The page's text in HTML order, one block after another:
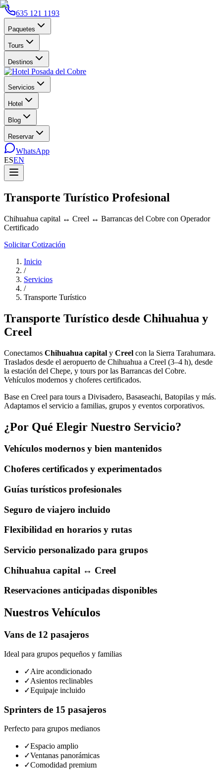
635 121 1193
Paquetes
Tours
Destinos
Servicios
Hotel
Blog
Reservar
WhatsApp
ESEN
Transporte Turístico Profesional
Chihuahua capital ↔ Creel ↔ Barrancas del Cobre con Operador
Certificado
Solicitar Cotización
Inicio
/
Servicios
/
Transporte Turístico
Transporte Turístico desde Chihuahua y
Creel
Conectamos Chihuahua capital y Creel con la Sierra Tarahumara.
Traslados desde el aeropuerto de Chihuahua a Creel (3–4 h), desde
la estación del Chepe, y tours por las Barrancas del Cobre.
Vehículos modernos y choferes certificados.
Base en Creel para tours a Divisadero, Basaseachi, Batopilas y más.
Adaptamos el servicio a familias, grupos y eventos corporativos.
¿Por Qué Elegir Nuestro Servicio?
Vehículos modernos y bien mantenidos
Choferes certificados y experimentados
Guías turísticos profesionales
Seguro de viajero incluido
Flexibilidad en horarios y rutas
Servicio personalizado para grupos
Chihuahua capital ↔ Creel
Reservaciones anticipadas disponibles
Nuestros Vehículos
Vans de 12 pasajeros
Ideal para grupos pequeños y familias
✓Aire acondicionado
✓Asientos reclinables
✓Equipaje incluido
Sprinters de 15 pasajeros
Perfecto para grupos medianos
✓Espacio amplio
✓Ventanas panorámicas
✓Comodidad premium